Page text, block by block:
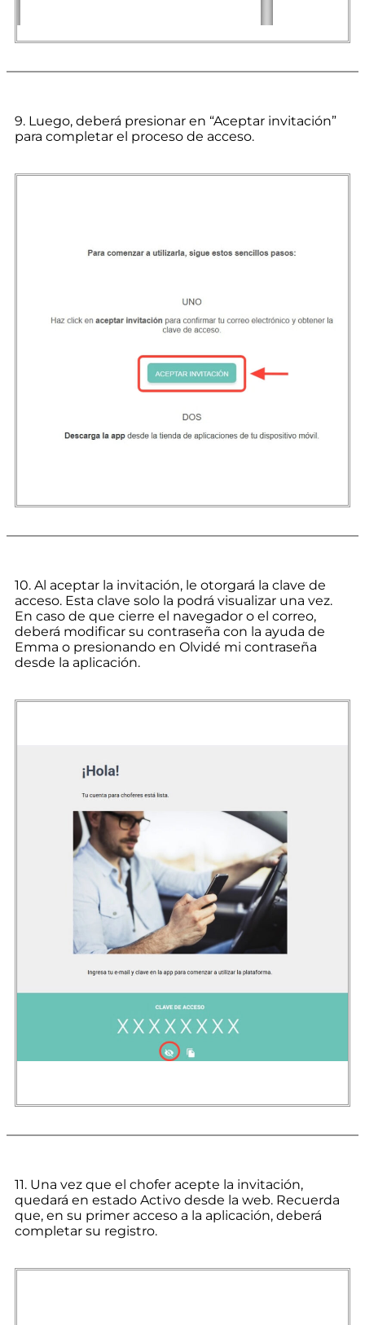
9. Luego, deberá presionar en “Aceptar invitación”
para completar el proceso de acceso.
10. Al aceptar la invitación, le otorgará la clave de
acceso. Esta clave solo la podrá visualizar una vez.
En caso de que cierre el navegador o el correo,
deberá modificar su contraseña con la ayuda de
Emma o presionando en Olvidé mi contraseña
desde la aplicación.
11. Una vez que el chofer acepte la invitación,
quedará en estado Activo desde la web. Recuerda
que, en su primer acceso a la aplicación, deberá
completar su registro.